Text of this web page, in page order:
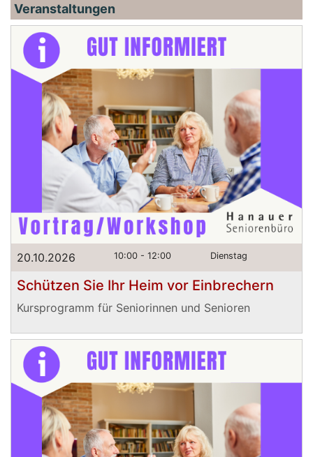
Veranstaltungen
20.10.2026 10:00 - 12:00 Dienstag
Schützen Sie Ihr Heim vor Einbrechern
Kursprogramm für Seniorinnen und Senioren